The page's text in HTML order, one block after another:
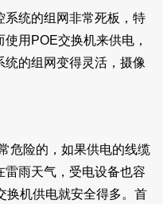
系统的组网非常死板，特
用POE交换机来供电，
的组网变得灵活，摄像
危险的，如果供电的线缆
雷雨天气，受电设备也容
换机供电就安全得多。首